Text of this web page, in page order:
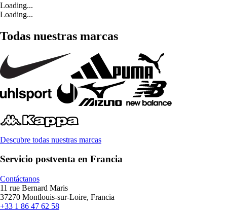
Loading...
Loading...
Todas nuestras marcas
Descubre todas nuestras marcas
Servicio postventa en Francia
Contáctanos
11 rue Bernard Maris
37270 Montlouis-sur-Loire, Francia
+33 1 86 47 62 58